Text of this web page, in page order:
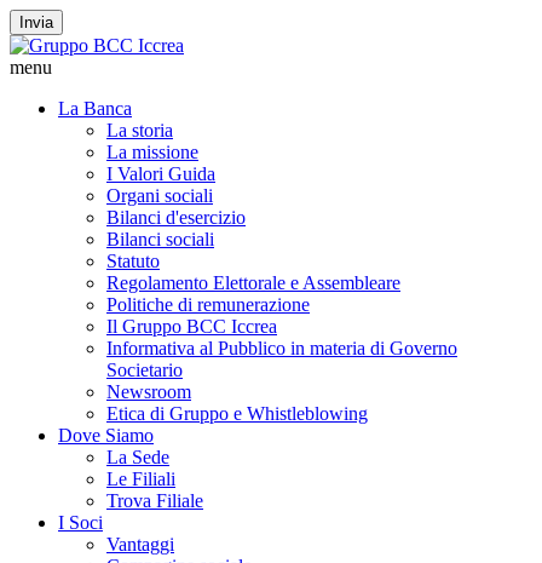
Invia
menu
La Banca
La storia
La missione
I Valori Guida
Organi sociali
Bilanci d'esercizio
Bilanci sociali
Statuto
Regolamento Elettorale e Assembleare
Politiche di remunerazione
Il Gruppo BCC Iccrea
Informativa al Pubblico in materia di Governo
Societario
Newsroom
Etica di Gruppo e Whistleblowing
Dove Siamo
La Sede
Le Filiali
Trova Filiale
I Soci
Vantaggi